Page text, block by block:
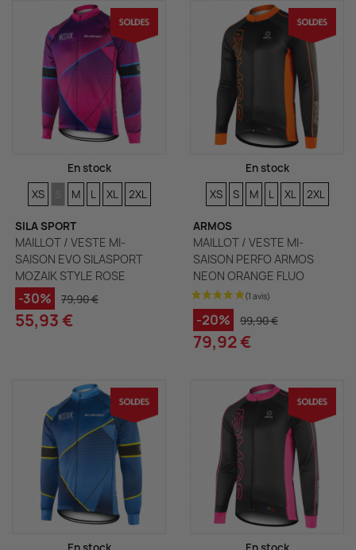
(1 avis)
En stock
TAILLES
XS TAILLES
TAILLES
M TAILLES
L TAILLES
XL TAILLES
2XL
SILA SPORT
MAILLOT / VESTE MI-
SAISON EVO SILASPORT
MOZAIK STYLE ROSE
-30% 79,90 €
55,93 €
En stock
TAILLES
XS TAILLES
S TAILLES
M TAILLES
L TAILLES
XL TAILLES
2XL
ARMOS
MAILLOT / VESTE MI-
SAISON PERFO ARMOS
NEON ORANGE FLUO
-20% 99,90 €
79,92 €